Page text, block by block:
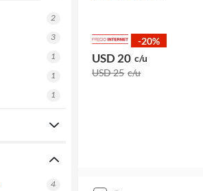
2
3
1
1
1
4
-20%
USD 20 c/u
USD 25 c/u